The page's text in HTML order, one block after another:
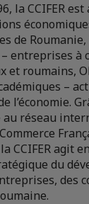
la CCIFER
de
entreprises à
et roumains,
–
l’économie.
réseau
CCIFER agit
du
des